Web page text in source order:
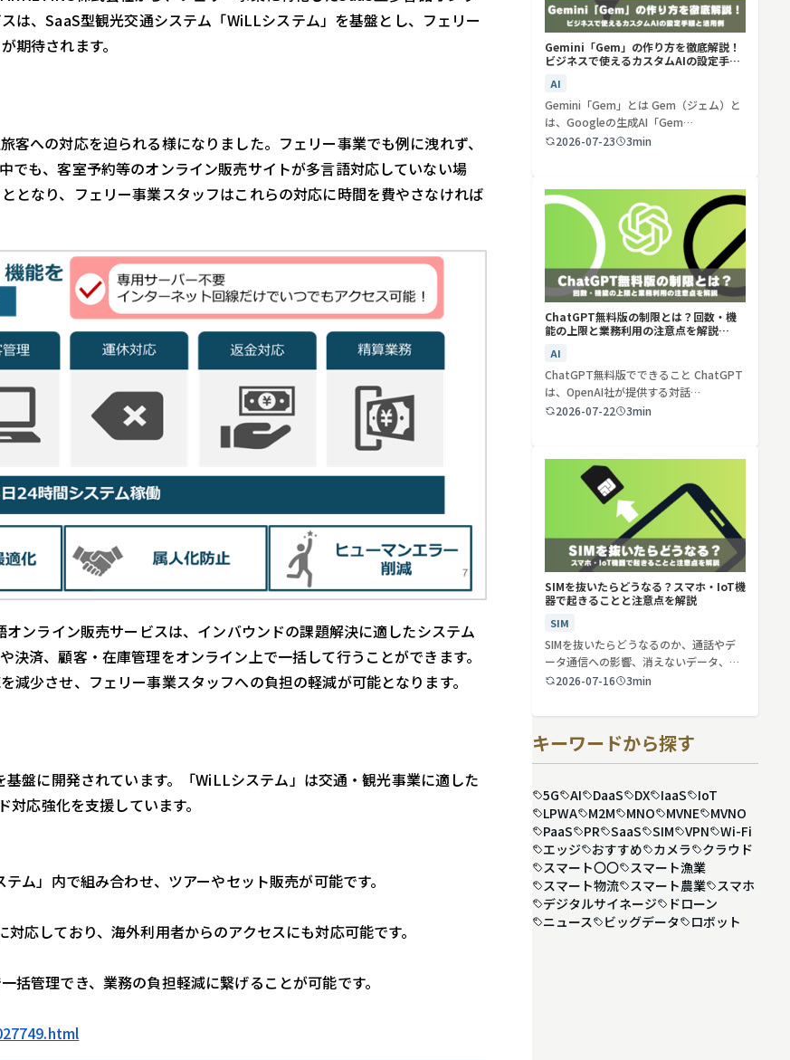
は、SaaS型観光交通システム「WiLLシステム」を基盤とし、フェリー
期待されます。
への対応を迫られる様になりました。フェリー事業でも例に洩れず、
でも、客室予約等のオンライン販売サイトが多言語対応していない場
となり、フェリー事業スタッフはこれらの対応に時間を費やさなければ
ンライン販売サービスは、インバウンドの課題解決に適したシステム
済、顧客・在庫管理をオンライン上で一括して行うことができます。
少させ、フェリー事業スタッフへの負担の軽減が可能となります。
盤に開発されています。「WiLLシステム」は交通・観光事業に適した
応強化を支援しています。
ム」内で組み合わせ、ツアーやセット販売が可能です。
応しており、海外利用者からのアクセスにも対応可能です。
管理でき、業務の負担軽減に繋げることが可能です。
Gemini「Gem」の作り方を徹底解説！
ビジネスで使えるカスタムAIの設定手順
AI
Gemini「Gem」とは Gem（ジェム）と
は、Googleの生成AI「Gem…
2026-07-23
3min
ChatGPT無料版の制限とは？回数・機
能の上限と業務利用の注意点を解説
AI
ChatGPT無料版でできること ChatGPT
は、OpenAI社が提供する対話…
2026-07-22
3min
SIMを抜いたらどうなる？スマホ・IoT機
器で起きることと注意点を解説
SIM
SIMを抜いたらどうなるのか、通話やデ
ータ通信への影響、消えないデータ、解
約や端…
2026-07-16 3min
キーワードから探す
5G AI DaaS DX IaaS
IoT
LPWA
M2M MNO MVNE
MVNO
PaaS
PR SaaS SIM VPN
Wi-Fi
エッジ
おすすめ カメラ
クラウド
スマート〇〇
スマート漁業
スマート物流
スマート農業
スマホ
デジタルサイネージ
ドローン
ニュース
ビッグデータ ロボット